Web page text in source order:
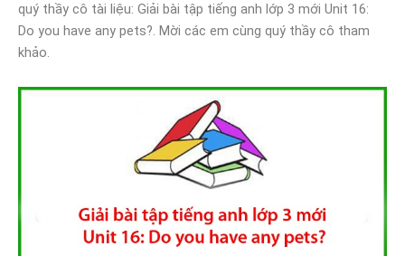
quý thầy cô tài liệu: Giải bài tập tiếng anh lớp 3 mới Unit 16:
Do you have any pets?. Mời các em cùng quý thầy cô tham
khảo.